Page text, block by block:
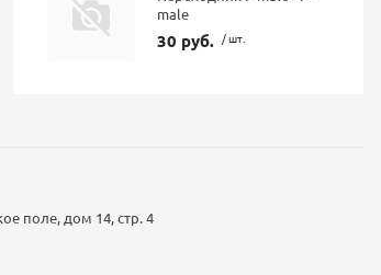
male
30 руб. / шт.
поле, дом 14, стр. 4